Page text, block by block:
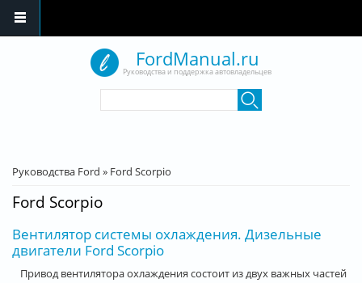
FordManual.ru
Руководства и поддержка автовладельцев
Вы здесь
Руководства Ford » Ford Scorpio
Ford Scorpio
Вентилятор системы охлаждения. Дизельные
двигатели Ford Scorpio
Привод вентилятора охлаждения состоит из двух важных частей